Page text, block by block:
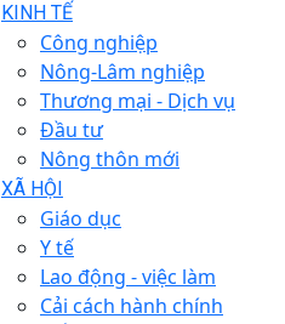
KINH TẾ
Công nghiệp
Nông-Lâm nghiệp
Thương mại - Dịch vụ
Đầu tư
Nông thôn mới
XÃ HỘI
Giáo dục
Y tế
Lao động - việc làm
Cải cách hành chính